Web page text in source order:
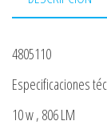
4805110
Especificaciones
10 w , 806 LM